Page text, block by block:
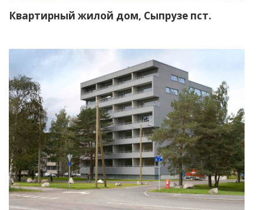
Квартирный жилой дом, Сыпрузе пст.